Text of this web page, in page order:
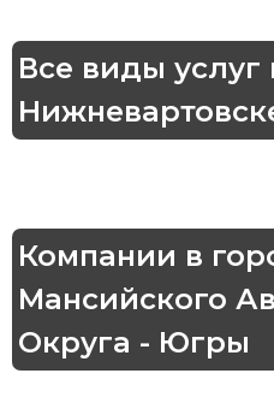
Все виды услуг
Компании в
Мансийского
Округа - Югры